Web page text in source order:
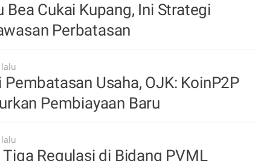
Bea Cukai Kupang, Ini Strategi
Perbatasan
Pembatasan Usaha, OJK: KoinP2P
Pembiayaan Baru
Regulasi di Bidang PVML